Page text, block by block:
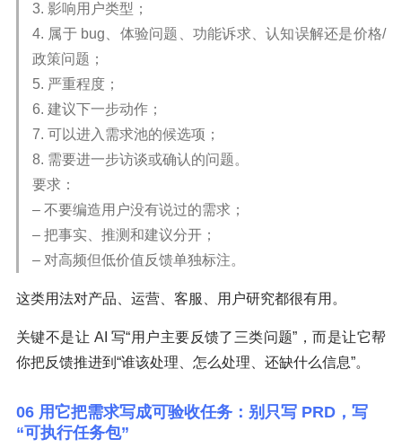
3. 影响用户类型；
4. 属于 bug、体验问题、功能诉求、认知误解还是价格/
政策问题；
5. 严重程度；
6. 建议下一步动作；
7. 可以进入需求池的候选项；
8. 需要进一步访谈或确认的问题。
要求：
– 不要编造用户没有说过的需求；
– 把事实、推测和建议分开；
– 对高频但低价值反馈单独标注。
这类用法对产品、运营、客服、用户研究都很有用。
关键不是让 AI 写“用户主要反馈了三类问题”，而是让它帮
你把反馈推进到“谁该处理、怎么处理、还缺什么信息”。
06 用它把需求写成可验收任务：别只写 PRD，写
“可执行任务包”